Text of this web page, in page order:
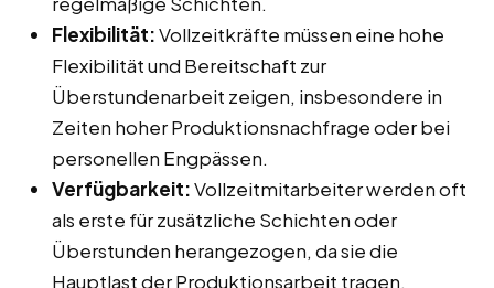
Flexibilität:Vollzeitkräfte müssen eine hohe
Flexibilität und Bereitschaft zur
Überstundenarbeit zeigen, insbesondere in
Zeiten hoher Produktionsnachfrage oder bei
personellen Engpässen.
Verfügbarkeit:Vollzeitmitarbeiter werden oft
als erste für zusätzliche Schichten oder
Überstunden herangezogen, da sie die
Hauptlast der Produktionsarbeit tragen.